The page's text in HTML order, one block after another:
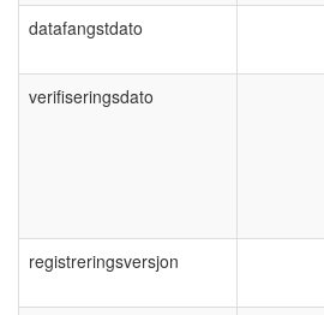
datafangstdato
verifiseringsdato
registreringsversjon